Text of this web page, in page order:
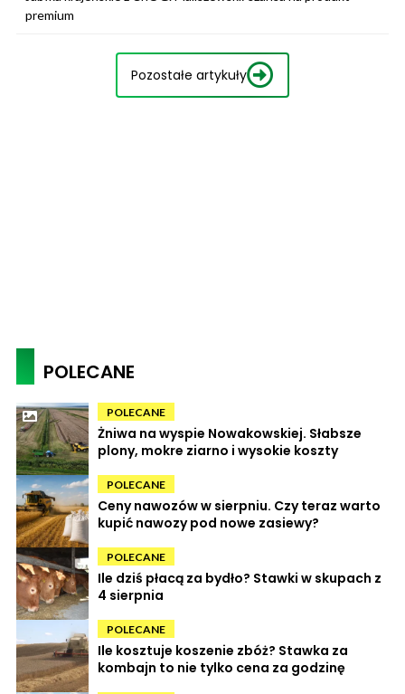
premium
Pozostałe artykuły
POLECANE
POLECANE
Żniwa na wyspie Nowakowskiej. Słabsze
plony, mokre ziarno i wysokie koszty
POLECANE
Ceny nawozów w sierpniu. Czy teraz warto
kupić nawozy pod nowe zasiewy?
POLECANE
Ile dziś płacą za bydło? Stawki w skupach z
4 sierpnia
POLECANE
Ile kosztuje koszenie zbóż? Stawka za
kombajn to nie tylko cena za godzinę